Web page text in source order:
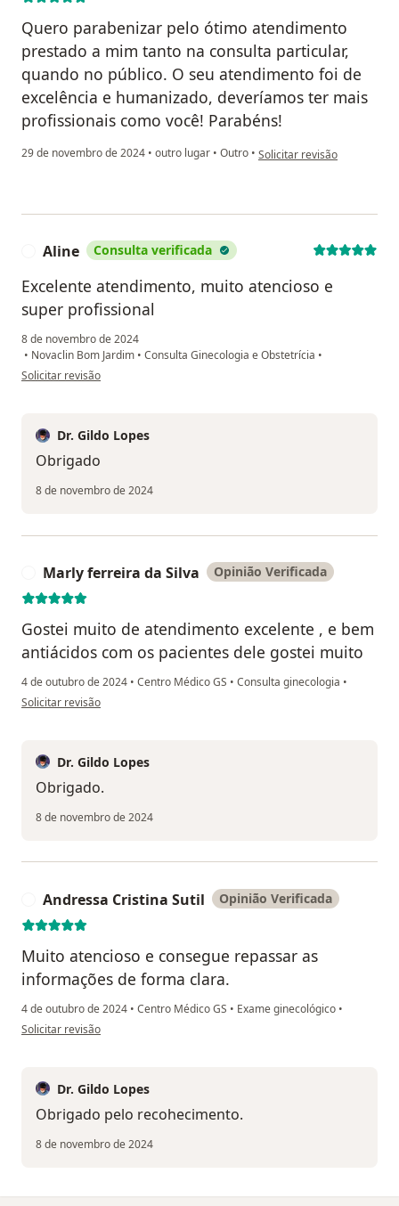
Quero parabenizar pelo ótimo atendimento
prestado a mim tanto na consulta particular,
quando no público. O seu atendimento foi de
excelência e humanizado, deveríamos ter mais
profissionais como você! Parabéns!
29 de novembro de 2024 • outro lugar • Outro • na opinião do utilizador
Solicitar revisão
Aline Consulta verificada
Excelente atendimento, muito atencioso e
super profissional
8 de novembro de 2024
• Novaclin Bom Jardim • Consulta Ginecologia e Obstetrícia •
na opinião do utilizador Aline
Solicitar revisão
Dr. Gildo Lopes
Obrigado
8 de novembro de 2024
Marly ferreira da Silva Opinião Verificada
Gostei muito de atendimento excelente , e bem
antiácidos com os pacientes dele gostei muito
4 de outubro de 2024 • Centro Médico GS • Consulta ginecologia •
na opinião do utilizador Marly ferreira da Silva
Solicitar revisão
Dr. Gildo Lopes
Obrigado.
8 de novembro de 2024
Andressa Cristina Sutil Opinião Verificada
Muito atencioso e consegue repassar as
informações de forma clara.
4 de outubro de 2024 • Centro Médico GS • Exame ginecológico •
na opinião do utilizador Andressa Cristina Sutil
Solicitar revisão
Dr. Gildo Lopes
Obrigado pelo recohecimento.
8 de novembro de 2024